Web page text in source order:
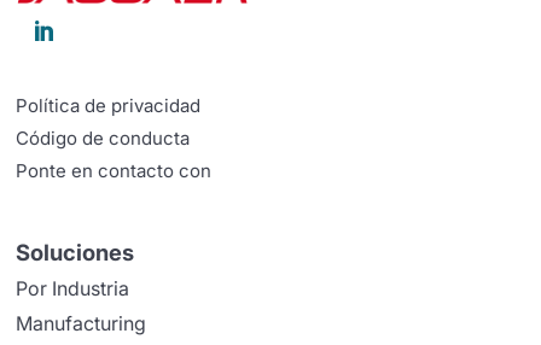

Política de privacidad
Código de conducta
Ponte en contacto con
Soluciones
Por Industria
Manufacturing